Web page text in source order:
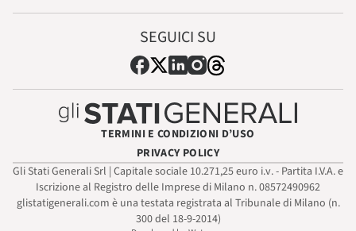
SEGUICI SU
TERMINI E CONDIZIONI D’USO
PRIVACY POLICY
Gli Stati Generali Srl | Capitale sociale 10.271,25 euro i.v. - Partita I.V.A. e
Iscrizione al Registro delle Imprese di Milano n. 08572490962
glistatigenerali.com è una testata registrata al Tribunale di Milano (n.
300 del 18-9-2014)